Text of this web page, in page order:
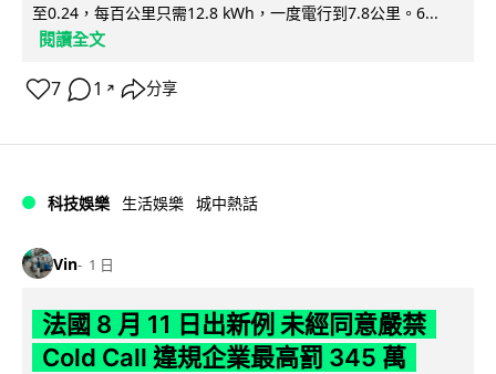
至0.24，每百公里只需12.8 kWh，一度電行到7.8公里。6...
閱讀全文
7 1 ↗ 分享
科技娛樂 生活娛樂 城中熱話
Vin 1 日
法國 8 月 11 日出新例 未經同意嚴禁
Cold Call 違規企業最高罰 345 萬